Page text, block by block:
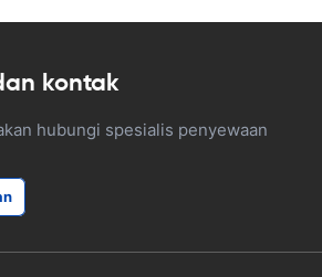
kontak
hubungi spesialis penyewaan